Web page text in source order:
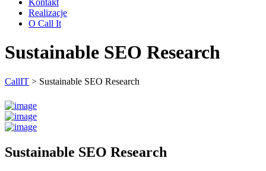
Realizacje
O Call It
Sustainable SEO Research
CallIT > Sustainable SEO Research
Sustainable SEO Research